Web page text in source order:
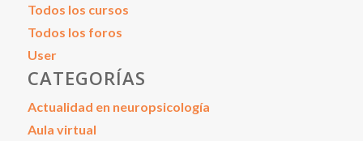
Todos los cursos
Todos los foros
User
CATEGORÍAS
Actualidad en neuropsicología
Aula virtual